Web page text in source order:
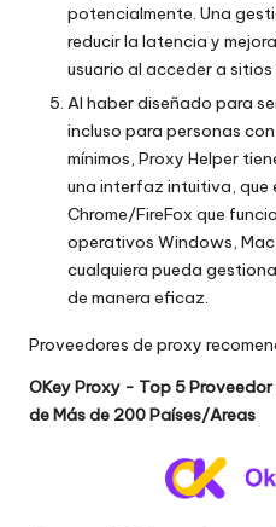
potencialmente. Una
reducir la latencia y
usuario al acceder a
Al haber diseñado para
incluso para personas
mínimos, Proxy Helper
una interfaz intuitiva, que
Chrome/FireFox que
operativos Windows, Mac
cualquiera pueda
de manera eficaz.
Proveedores de proxy
OKey Proxy - Top 5 Proveedor
de Más de 200 Países/Areas